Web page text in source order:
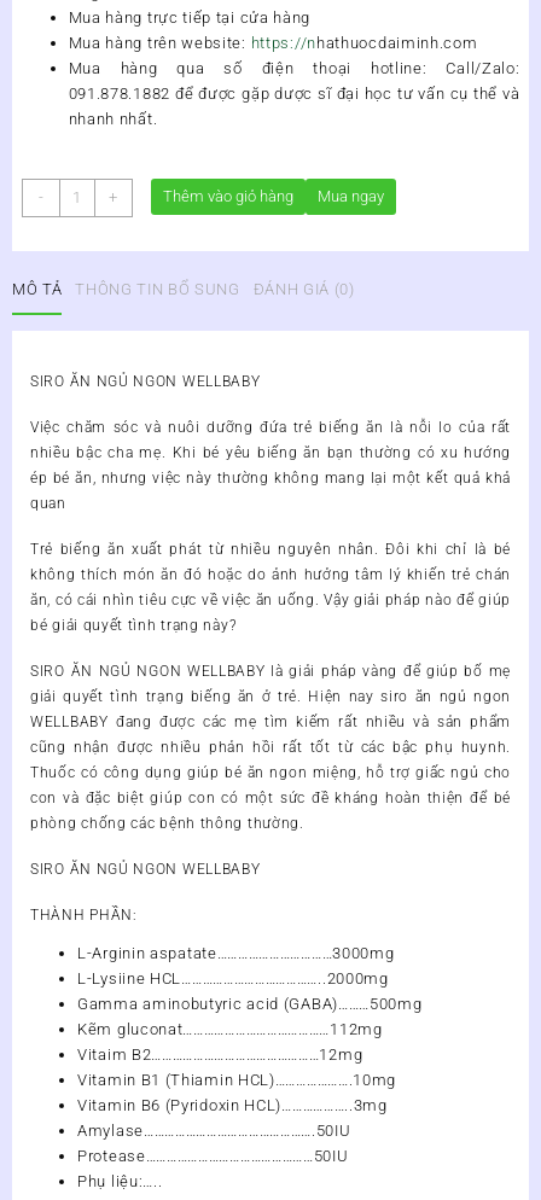
Mua hàng trực tiếp tại cửa hàng
Mua hàng trên website: https://nhathuocdaiminh.com
Mua hàng qua số điện thoại hotline:Call/Zalo:
091.878.1882 để được gặp dược sĩ đại học tư vấn cụ thể và
nhanh nhất.
-
WELLBABY
-
VITAMIN
CẦN
GIÚP
ĂN
NGON
NGỦ
TỐT
lượng
+ Thêm vào giỏ hàng Mua ngay
MÔ TẢ THÔNG TIN BỔ SUNG ĐÁNH GIÁ (0)
SIRO ĂN NGỦ NGON WELLBABY
Việc chăm sóc và nuôi dưỡng đứa trẻ biếng ăn là nỗi lo của rất
nhiều bậc cha mẹ. Khi bé yêu biếng ăn bạn thường có xu hướng
ép bé ăn, nhưng việc này thường không mang lại một kết quả khả
quan
Trẻ biếng ăn xuất phát từ nhiều nguyên nhân. Đôi khi chỉ là bé
không thích món ăn đó hoặc do ảnh hưởng tâm lý khiến trẻ chán
ăn, có cái nhìn tiêu cực về việc ăn uống. Vậy giải pháp nào để giúp
bé giải quyết tình trạng này?
SIRO ĂN NGỦ NGON WELLBABY là giải pháp vàng để giúp bố mẹ
giải quyết tình trạng biếng ăn ở trẻ. Hiện nay siro ăn ngủ ngon
WELLBABY đang được các mẹ tìm kiếm rất nhiều và sản phẩm
cũng nhận được nhiều phản hồi rất tốt từ các bậc phụ huynh.
Thuốc có công dụng giúp bé ăn ngon miệng, hỗ trợ giấc ngủ cho
con và đặc biệt giúp con có một sức đề kháng hoàn thiện để bé
phòng chống các bệnh thông thường.
SIRO ĂN NGỦ NGON WELLBABY
THÀNH PHẦN:
L-Arginin aspatate……………………………3000mg
L-Lysiine HCL…………………………………..2000mg
Gamma aminobutyric acid (GABA)………500mg
Kẽm gluconat……………………………………112mg
Vitaim B2…………………………………………12mg
Vitamin B1 (Thiamin HCL)………………….10mg
Vitamin B6 (Pyridoxin HCL)………………..3mg
Amylase………………………………………….50IU
Protease…………………………………………50IU
Phụ liệu:…..